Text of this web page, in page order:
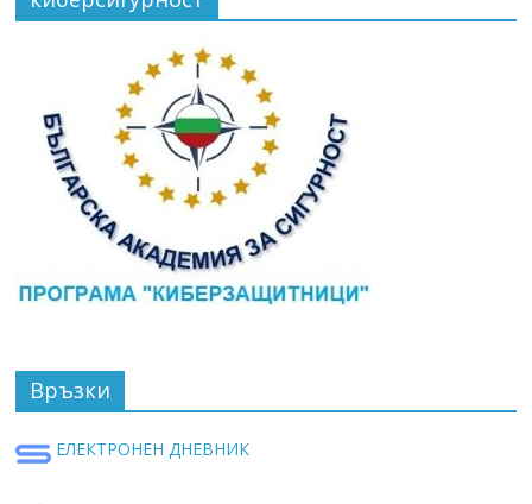
Връзки
ЕЛЕКТРОНЕН ДНЕВНИК